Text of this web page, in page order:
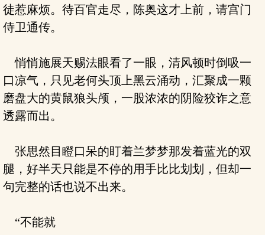
徒惹麻烦。待百官走尽，陈奥这才上前，请宫门
侍卫通传。
悄悄施展天赐法眼看了一眼，清风顿时倒吸一
口凉气，只见老何头顶上黑云涌动，汇聚成一颗
磨盘大的黄鼠狼头颅，一股浓浓的阴险狡诈之意
透露而出。
张思然目瞪口呆的盯着兰梦梦那发着蓝光的双
腿，好半天只能是不停的用手比比划划，但却一
句完整的话也说不出来。
“不能就